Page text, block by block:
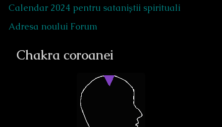
Calendar 2024 pentru sataniștii spirituali
Adresa noului Forum
Chakra coroanei